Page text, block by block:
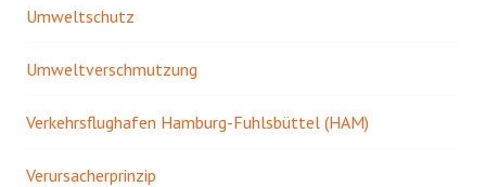
Umweltschutz
Umweltverschmutzung
Verkehrsflughafen Hamburg-Fuhlsbüttel (HAM)
Verursacherprinzip